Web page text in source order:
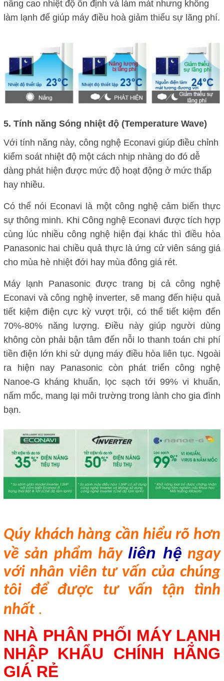
nâng cao nhiệt độ ổn định và làm mát nhưng không
làm lạnh để giúp máy điều hoà giảm thiểu sự lãng phí.
5. Tính năng Sóng nhiệt độ (Temperature Wave)
Với tính năng này, công nghệ Econavi giúp điều chỉnh
kiểm soát nhiệt độ một cách nhịp nhàng do đó dễ
dàng phát hiện được mức độ hoạt động ở mức thấp
hay nhiều.
Có thể nói Econavi là một công nghệ cảm biến thực
sự thông minh. Khi Công nghệ Econavi được tích hợp
cùng lúc nhiều công nghệ hiện đại khác thì điều hòa
Panasonic hai chiều quả thực là ứng cử viên sáng giá
cho mùa hè nhiệt đới hay mùa đông giá rét.
Máy lạnh Panasonic được trang bị cả công nghệ
Econavi và công nghệ inverter, sẽ mang đến hiệu quả
tiết kiệm điện cực kỳ vượt trội, có thể tiết kiệm đến
70%-80% năng lượng. Điều này giúp người dùng
không còn phải bận tâm đến nỗi lo thanh toán chi phí
tiền điện lớn khi sử dụng máy điều hòa liên tục. Ngoài
ra hiện nay Panasonic còn phát triển công nghệ
Nanoe-G kháng khuẩn, lọc sạch tới 99% vi khuẩn,
nấm mốc, mang lại môi trường trong lành cho gia đình
bạn.
Qúy khách hàngcần hiểu rõ hơn
về sản phẩm hãyliên hệ ngay
với nhân viên tư vấn của chúng
tôi để được tư vấn tận tình
nhất .
NHÀ PHÂN PHỐI MÁY LẠNH
NHẬP KHẨU CHÍNH HÃNG
GIÁ RẺ